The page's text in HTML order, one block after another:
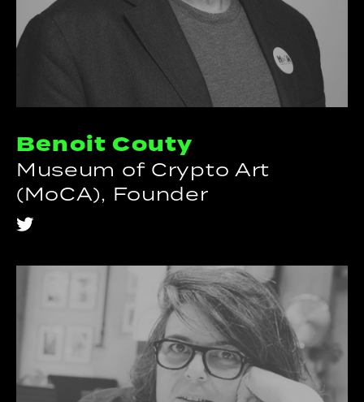
Benoit Couty
Museum of Crypto Art
(MoCA), Founder
t